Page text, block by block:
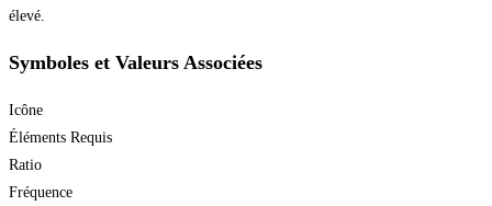
élevé.
Symboles et Valeurs Associées
Icône
Éléments Requis
Ratio
Fréquence